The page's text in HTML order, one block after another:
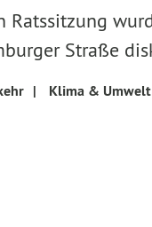
Ratssitzung
Straße
| Klima & Umwelt